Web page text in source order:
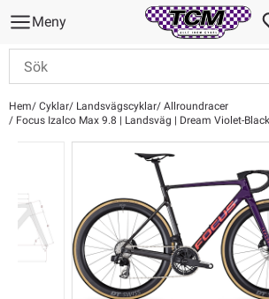
Meny
Hem Cyklar Landsvägscyklar Allroundracer
Focus Izalco Max 9.8 | Landsväg | Dream Violet-